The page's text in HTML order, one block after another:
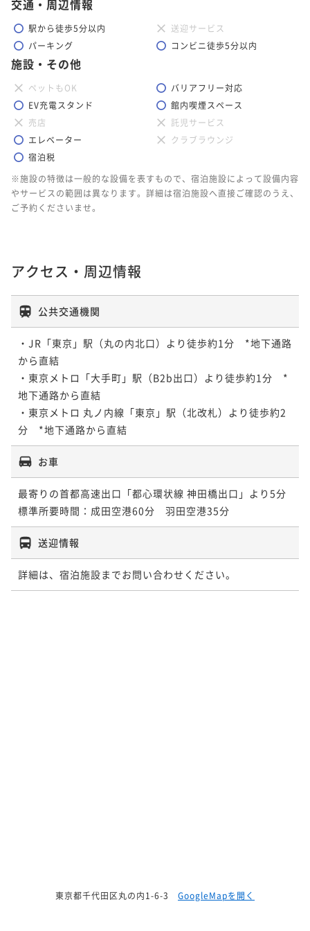
交通・周辺情報
駅から徒歩5分以内
送迎サービス
パーキング
コンビニ徒歩5分以内
施設・その他
ペットもOK
バリアフリー対応
EV充電スタンド
館内喫煙スペース
売店
託児サービス
エレベーター
クラブラウンジ
宿泊税
※施設の特徴は一般的な設備を表すもので、宿泊施設によって設備内容
やサービスの範囲は異なります。詳細は宿泊施設へ直接ご確認のうえ、
ご予約くださいませ。
アクセス・周辺情報
公共交通機関
・JR「東京」駅（丸の内北口）より徒歩約1分　*地下通路
から直結
・東京メトロ「大手町」駅（B2b出口）より徒歩約1分　*
地下通路から直結
・東京メトロ 丸ノ内線「東京」駅（北改札）より徒歩約2
分　*地下通路から直結
お車
最寄りの首都高速出口「都心環状線 神田橋出口」より5分
標準所要時間：成田空港60分　羽田空港35分
送迎情報
詳細は、宿泊施設までお問い合わせください。
東京都千代田区丸の内1-6-3 GoogleMapを開く